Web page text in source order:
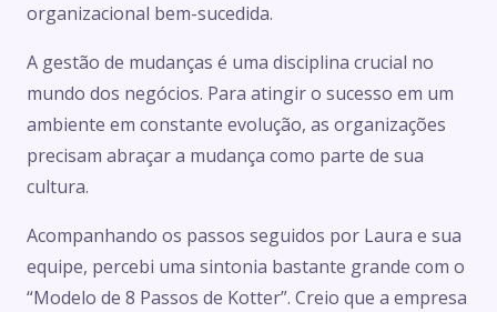
organizacional bem-sucedida.
A gestão de mudanças é uma disciplina crucial no
mundo dos negócios. Para atingir o sucesso em um
ambiente em constante evolução, as organizações
precisam abraçar a mudança como parte de sua
cultura.
Acompanhando os passos seguidos por Laura e sua
equipe, percebi uma sintonia bastante grande com o
“Modelo de 8 Passos de Kotter”. Creio que a empresa